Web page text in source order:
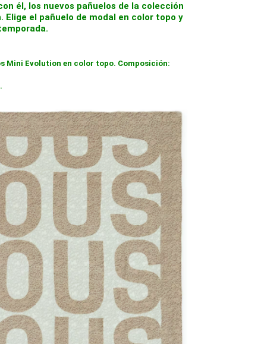
él, los nuevos pañuelos de la colección
Elige el pañuelo de modal en color topo y
Mini Evolution en color topo. Composición: